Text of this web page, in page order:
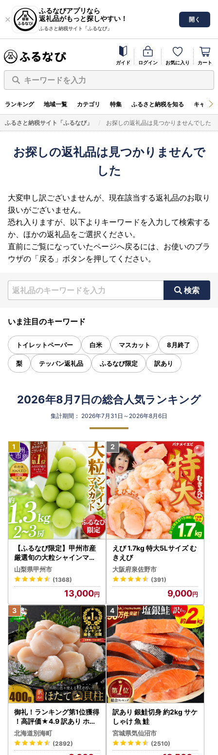
ふるなびアプリなら
返礼品がもっと探しやすい！
ふるさと納税サイト「ふるなび」
開く
ガイド ログイン お気に入り カート
キーワードを入力
ランキング 地域一覧 カテゴリ 特集 ふるさと納税を知る キャン
ふるさと納税サイト「ふるなび」 お探しの返礼品は見つかりませんでした
お探しの返礼品は見つかりませんで
した
大変申し訳ございませんが、現在該当する返礼品のお取り
扱いがございません。
恐れ入りますが、以下よりキーワードを入力して検索する
か、ほかの返礼品をご選択ください。
直前にご覧になっていたページへ戻るには、お使いのブラ
ウザの「戻る」ボタンを押してください。
検索
いま注目のキーワード
トイレットペーパー 白米 マスカット 8月終了
梨 テッパン返礼品 ふるなび限定 訳あり
2026年8月7日の総合人気ランキング
集計期間： 2026年7月31日～2026年8月6日
【ふるなび限定】甲州市産
厳選旬の大粒シャインマス
カット 約1.3kg 2～3房【2
026年発送】（MG）B12-
472 FN-Limited-VO シャ
インマスカット フルーツ
山梨県甲州市
(1368)
13,000
えび 1.7kg 特大5Lサイズ む
きえび
大阪府泉佐野市
(391)
9,000
御礼！ランキング第1位獲得
！高評価★4.9 訳あり ホタ
テ 400g（ほたて 帆立 貝柱
冷凍 ）
北海道別海町
(2892)
訳あり 銀鮭切身 約2kg サケ
しゃけ 魚 鮭
宮城県気仙沼市
(2510)